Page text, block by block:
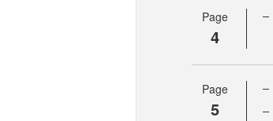
Page
4
Page
5